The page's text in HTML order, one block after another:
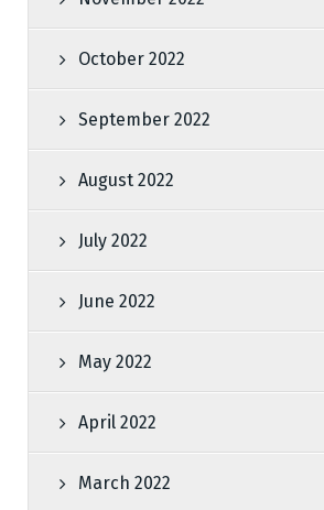
October 2022
September 2022
August 2022
July 2022
June 2022
May 2022
April 2022
March 2022